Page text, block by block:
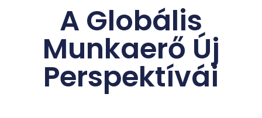
A Globális
Munkaerő Új
Perspektívái